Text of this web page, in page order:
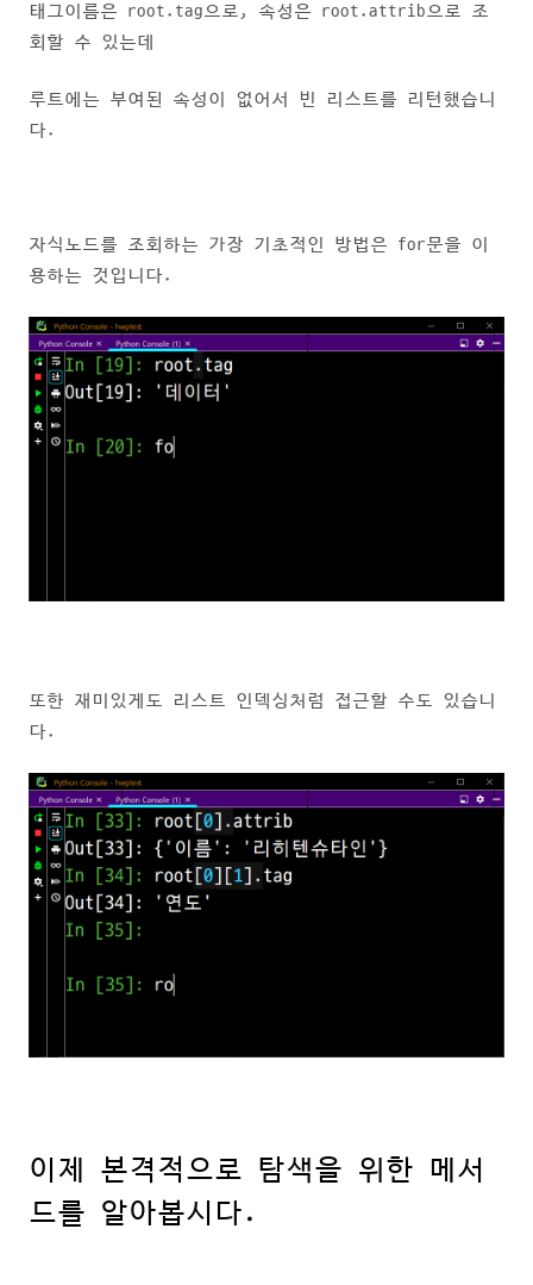
태그이름은 root.tag으로, 속성은 root.attrib으로 조
회할 수 있는데
루트에는 부여된 속성이 없어서 빈 리스트를 리턴했습니
다.
자식노드를 조회하는 가장 기초적인 방법은 for문을 이
용하는 것입니다.
또한 재미있게도 리스트 인덱싱처럼 접근할 수도 있습니
다.
이제 본격적으로 탐색을 위한 메서
드를 알아봅시다.